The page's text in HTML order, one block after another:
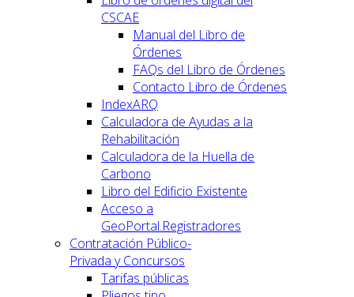
CSCAE
Manual del Libro de
Órdenes
FAQs del Libro de Órdenes
Contacto Libro de Órdenes
IndexARQ
Calculadora de Ayudas a la
Rehabilitación
Calculadora de la Huella de
Carbono
Libro del Edificio Existente
Acceso a
GeoPortal.Registradores
Contratación Público-
Privada y Concursos
Tarifas públicas